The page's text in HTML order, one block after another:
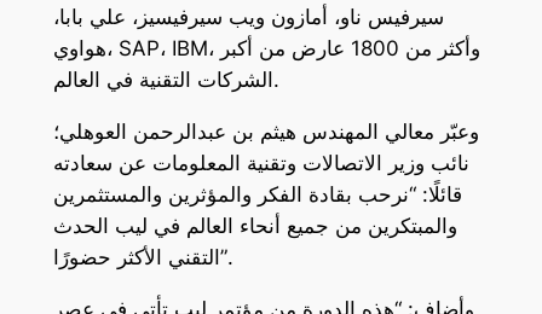
سيرفيس ناو، أمازون ويب سيرفيسيز، علي بابا،
هواوي، SAP، IBM، وأكثر من 1800 عارض من أكبر
الشركات التقنية في العالم.
وعبّر معالي المهندس هيثم بن عبدالرحمن العوهلي؛
نائب وزير الاتصالات وتقنية المعلومات عن سعادته
قائلًا: “نرحب بقادة الفكر والمؤثرين والمستثمرين
والمبتكرين من جميع أنحاء العالم في ليب الحدث
التقني الأكثر حضورًا”.
وأضاف: “هذه الدورة من مؤتمر ليب تأتي في عصر